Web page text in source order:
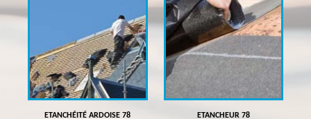
ETANCHÉITÉ ARDOISE 78 ETANCHEUR 78